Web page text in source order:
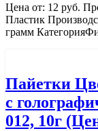
Цена от: 12 руб.
Пластик
грамм
Пайетки
с
012, 10г